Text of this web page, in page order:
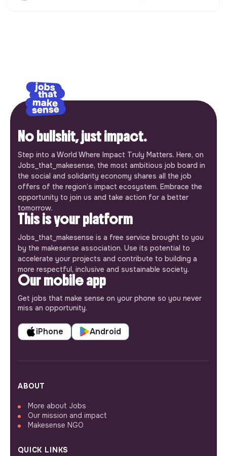
No bullshit, just impact.
Step into a World Where Impact Truly Matters. Here, on
Jobs_that_makesense, the most ambitious job board in
the social and solidarity economy shares all the job
offers of the region’s impact ecosystem. Embrace the
opportunity to join us and take action for a better
tomorrow.
This is your platform
Jobs_that_makesense is a free service brought to you
by the makesense association. Use its potential to
accelerate your projects and contribute to building a
more respectful, inclusive and sustainable society.
Our mobile app
Get jobs that make sense on your phone so you never
miss an opportunity.
iPhone Android
ABOUT
More about Jobs
Our mission and impact
Makesense NGO
QUICK LINKS